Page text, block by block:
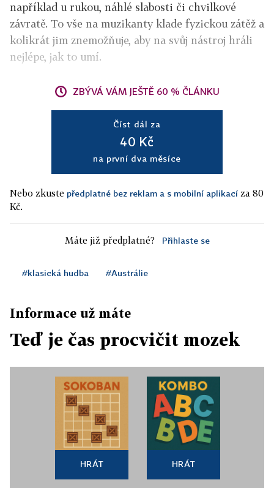
například u rukou, náhlé slabosti či chvilkové
závratě. To vše na muzikanty klade fyzickou zátěž a
kolikrát jim znemožňuje, aby na svůj nástroj hráli
nejlépe, jak to umí.
ZBÝVÁ VÁM JEŠTĚ 60 % ČLÁNKU
Číst dál za
40 Kč
na první dva měsíce
Nebo zkuste předplatné bez reklam a s mobilní aplikací za 80
Kč.
Máte již předplatné? Přihlaste se
#klasická hudba #Austrálie
Informace už máte
Teď je čas procvičit mozek
HRÁT HRÁT